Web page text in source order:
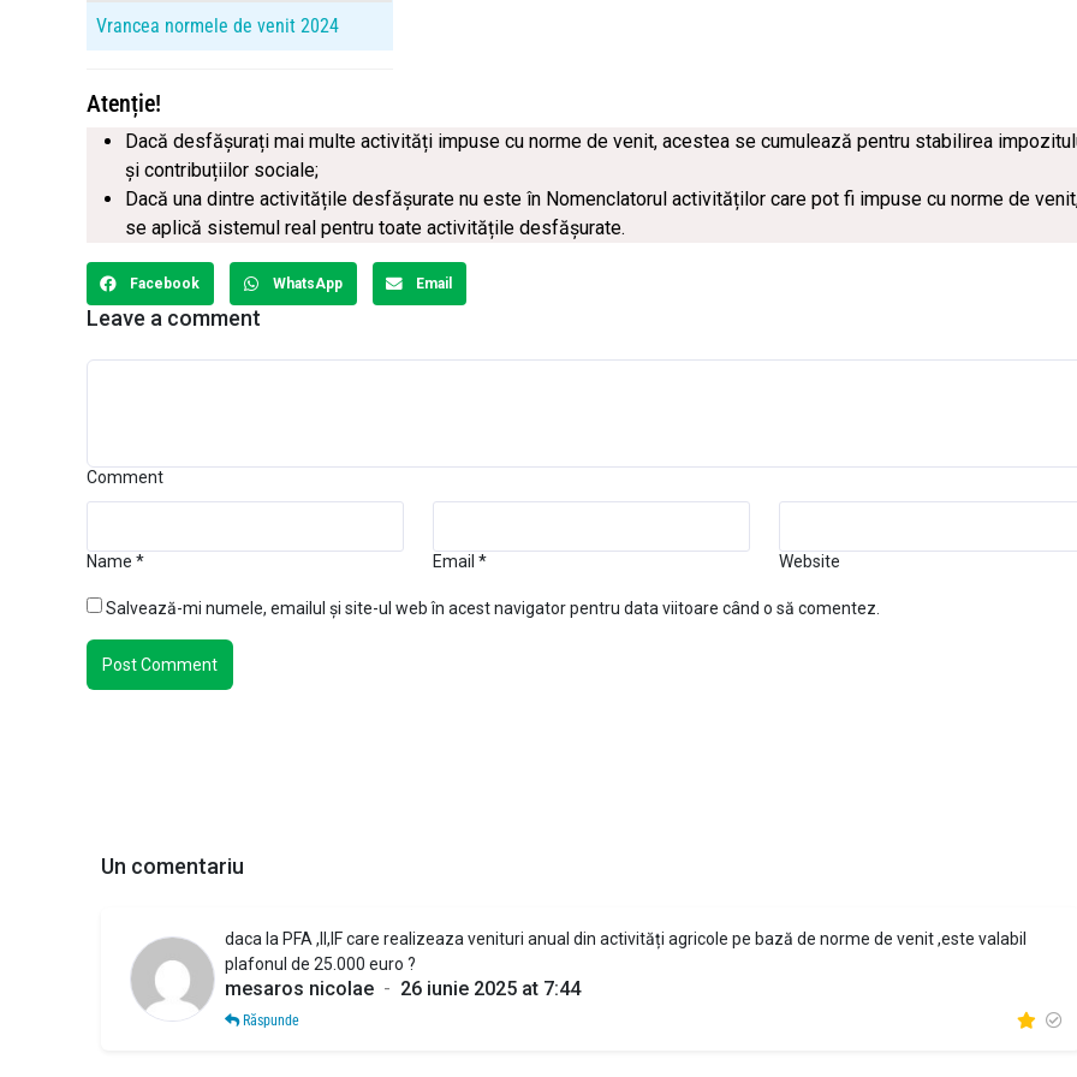
Vrancea normele de venit 2024
Atenție!
Dacă desfășurați mai multe activități impuse cu norme de venit, acestea se cumulează pentru stabilirea
și contribuțiilor sociale;
Dacă una dintre activitățile desfășurate nu este în Nomenclatorul activităților care pot fi impuse cu norme de
se aplică sistemul real pentru toate activitățile desfășurate.
Facebook WhatsApp Email
Leave a comment
Comment
Name * Email * Website
Salvează-mi numele, emailul și site-ul web în acest navigator pentru data viitoare când o să comentez.
Un comentariu
daca la PFA ,II,IF care realizeaza venituri anual din activități agricole pe bază de norme de venit ,este valabil
plafonul de 25.000 euro ?
mesaros nicolae - 26 iunie 2025 at 7:44
Răspunde